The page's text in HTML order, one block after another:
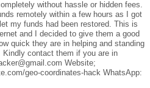
without hassle or hidden fees.
remotely within a few hours as I got
my funds had been restored. This is
and I decided to give them a good
quick they are in helping and standing
contact them if you are in
Website;
geo-coordinates-hack WhatsApp: